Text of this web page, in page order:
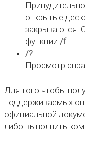
открытые
закрываются.
функции/f.
/?
Просмотр
Для того чтобы
поддерживаемых
официальной
либо выполнить